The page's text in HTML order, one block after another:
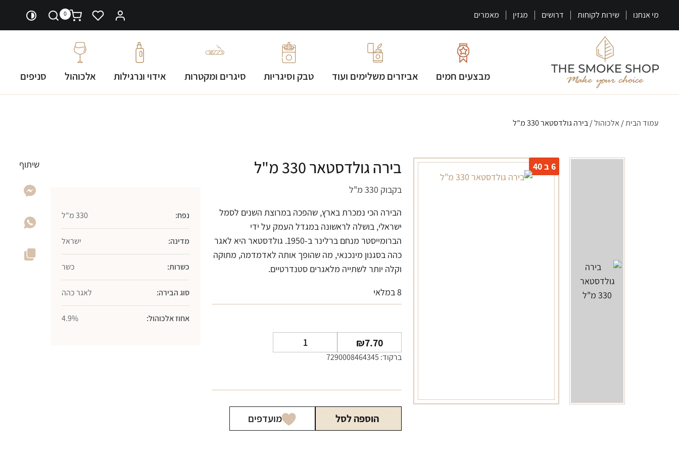
מי אנחנו שירות לקוחות דרושים מגזין מאמרים 0
מבצעים חמים אביזרים משלימים ועוד טבק וסיגריות סיגרים ומקטרות אידוי ונרגילות אלכוהול סניפים
עמוד הבית/ אלכוהול/ בירה גולדסטאר 330 מ"ל
6 ב 40 בירה גולדסטאר 330 מ"ל
בקבוק 330 מ"ל
הבירה הכי נמכרת בארץ, שהפכה במרוצת השנים לסמל
ישראלי, בושלה לראשונה במגדל העמק על ידי
הברומייסטר מנחם ברלינר ב-1950. גולדסטאר היא לאגר
כהה בסגנון מינכנאי, מה שהופך אותה לאדמדמה, מתוקה
וקלה יותר לשתייה מלאגרים סטנדרטיים.
8 במלאי
₪7.70
של
מ"ל
ברקוד: 7290008464345
הוספה לסל מועדפים
נפח: 330 מ"ל
מדינה: ישראל
כשרות: כשר
סוג הבירה: לאגר כהה
אחוז אלכוהול: 4.9%
שיתוף